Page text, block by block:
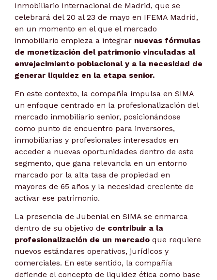
Inmobiliario Internacional de Madrid, que se
celebrará del 20 al 23 de mayo en IFEMA Madrid,
en un momento en el que el mercado
inmobiliario empieza a integrar nuevas fórmulas
de monetización del patrimonio vinculadas al
envejecimiento poblacional y a la necesidad de
generar liquidez en la etapa senior.
En este contexto, la compañía impulsa en SIMA
un enfoque centrado en la profesionalización del
mercado inmobiliario senior, posicionándose
como punto de encuentro para inversores,
inmobiliarias y profesionales interesados en
acceder a nuevas oportunidades dentro de este
segmento, que gana relevancia en un entorno
marcado por la alta tasa de propiedad en
mayores de 65 años y la necesidad creciente de
activar ese patrimonio.
La presencia de Jubenial en SIMA se enmarca
dentro de su objetivo de contribuir a la
profesionalización de un mercado que requiere
nuevos estándares operativos, jurídicos y
comerciales. En este sentido, la compañía
defiende el concepto de liquidez ética como base